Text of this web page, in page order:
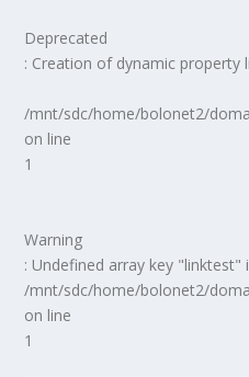
Deprecated
: Creation of dynamic property
/mnt/sdc/home/bolonet2/
on line
1
Warning
: Undefined array key "linktest"
/mnt/sdc/home/bolonet2/
on line
1